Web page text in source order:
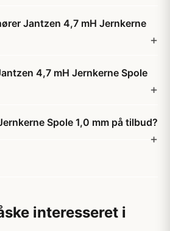
Jantzen 4,7 mH Jernkerne
4,7 mH Jernkerne Spole
Spole 1,0 mm på tilbud?
interesseret i